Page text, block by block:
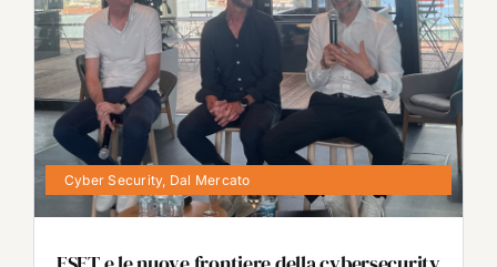
Cyber Security, Dal Mercato